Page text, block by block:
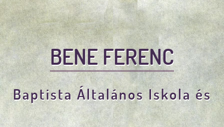
BENE FERENC
Baptista Általános Iskola és